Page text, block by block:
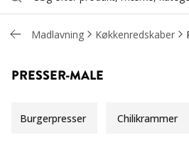
Madlavning Køkkenredskaber
PRESSER-MALE
Burgerpresser Chilikrammer